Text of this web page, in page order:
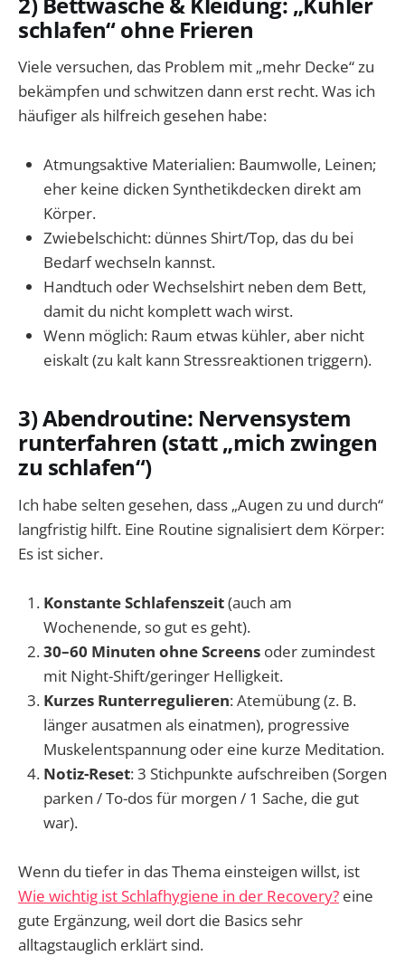
schlafen“ ohne Frieren
Viele versuchen, das Problem mit „mehr Decke“ zu
bekämpfen und schwitzen dann erst recht. Was ich
häufiger als hilfreich gesehen habe:
Atmungsaktive Materialien: Baumwolle, Leinen;
eher keine dicken Synthetikdecken direkt am
Körper.
Zwiebelschicht: dünnes Shirt/Top, das du bei
Bedarf wechseln kannst.
Handtuch oder Wechselshirt neben dem Bett,
damit du nicht komplett wach wirst.
Wenn möglich: Raum etwas kühler, aber nicht
eiskalt (zu kalt kann Stressreaktionen triggern).
3) Abendroutine: Nervensystem
runterfahren (statt „mich zwingen
zu schlafen“)
Ich habe selten gesehen, dass „Augen zu und durch“
langfristig hilft. Eine Routine signalisiert dem Körper:
Es ist sicher.
Konstante Schlafenszeit(auch am
Wochenende, so gut es geht).
30–60 Minuten ohne Screens oder zumindest
mit Night-Shift/geringer Helligkeit.
Kurzes Runterregulieren: Atemübung (z. B.
länger ausatmen als einatmen), progressive
Muskelentspannung oder eine kurze Meditation.
Notiz-Reset: 3 Stichpunkte aufschreiben (Sorgen
parken / To-dos für morgen / 1 Sache, die gut
war).
Wenn du tiefer in das Thema einsteigen willst, ist
Wie wichtig ist Schlafhygiene in der Recovery? eine
gute Ergänzung, weil dort die Basics sehr
alltagstauglich erklärt sind.